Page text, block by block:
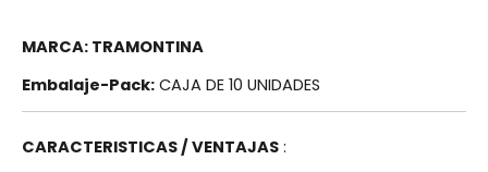
MARCA: TRAMONTINA
Embalaje-Pack: CAJA DE 10 UNIDADES
CARACTERISTICAS / VENTAJAS :